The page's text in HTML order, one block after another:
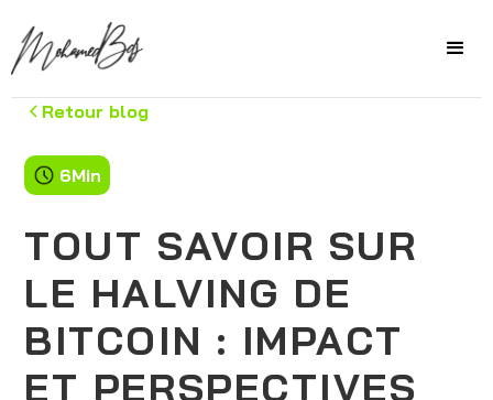
Retour blog
6Min
TOUT SAVOIR SUR
LE HALVING DE
BITCOIN : IMPACT
ET PERSPECTIVES